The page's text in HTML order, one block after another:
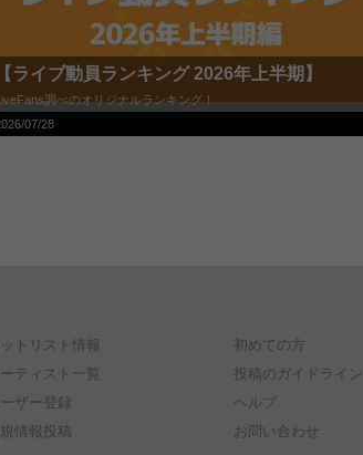
【ライブ動員ランキング 2026年上半期】
調べのオリジナルランキング！
07/28
トリスト情報
ティスト一覧
ザー登録
情報投稿
初めての方
投稿のガイドライン
ヘルプ
お問い合わせ